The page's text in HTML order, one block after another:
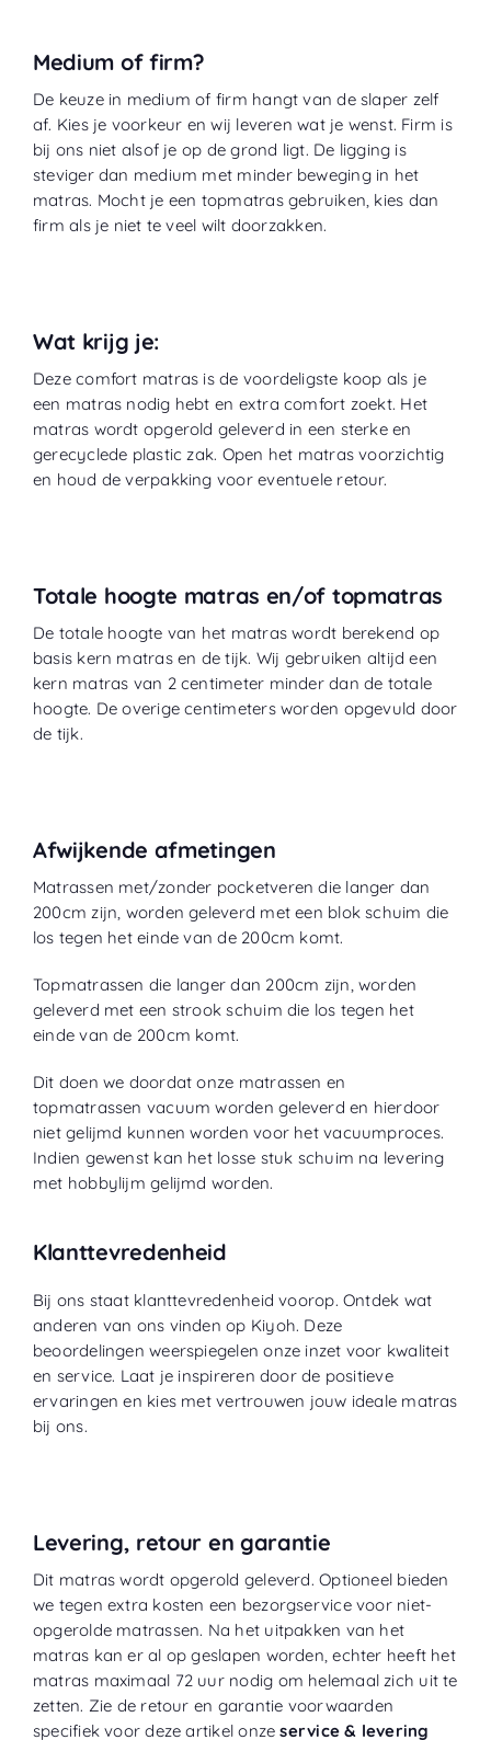
Medium of firm?
De keuze in medium of firm hangt van de slaper zelf
af. Kies je voorkeur en wij leveren wat je wenst. Firm is
bij ons niet alsof je op de grond ligt. De ligging is
steviger dan medium met minder beweging in het
matras. Mocht je een topmatras gebruiken, kies dan
firm als je niet te veel wilt doorzakken.
Wat krijg je:
Deze comfort matras is de voordeligste koop als je
een matras nodig hebt en extra comfort zoekt. Het
matras wordt opgerold geleverd in een sterke en
gerecyclede plastic zak. Open het matras voorzichtig
en houd de verpakking voor eventuele retour.
Totale hoogte matras en/of topmatras
De totale hoogte van het matras wordt berekend op
basis kern matras en de tijk. Wij gebruiken altijd een
kern matras van 2 centimeter minder dan de totale
hoogte. De overige centimeters worden opgevuld door
de tijk.
Afwijkende afmetingen
Matrassen met/zonder pocketveren die langer dan
200cm zijn, worden geleverd met een blok schuim die
los tegen het einde van de 200cm komt.
Topmatrassen die langer dan 200cm zijn, worden
geleverd met een strook schuim die los tegen het
einde van de 200cm komt.
Dit doen we doordat onze matrassen en
topmatrassen vacuum worden geleverd en hierdoor
niet gelijmd kunnen worden voor het vacuumproces.
Indien gewenst kan het losse stuk schuim na levering
met hobbylijm gelijmd worden.
Klanttevredenheid
Bij ons staat klanttevredenheid voorop. Ontdek wat
anderen van ons vinden op Kiyoh. Deze
beoordelingen weerspiegelen onze inzet voor kwaliteit
en service. Laat je inspireren door de positieve
ervaringen en kies met vertrouwen jouw ideale matras
bij ons.
Levering, retour en garantie
Dit matras wordt opgerold geleverd. Optioneel bieden
we tegen extra kosten een bezorgservice voor niet-
opgerolde matrassen. Na het uitpakken van het
matras kan er al op geslapen worden, echter heeft het
matras maximaal 72 uur nodig om helemaal zich uit te
zetten. Zie de retour en garantie voorwaarden
specifiek voor deze artikel onzeservice & levering